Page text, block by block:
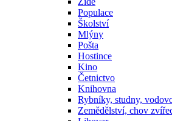
Populace
Školství
Mlýny
Pošta
Hostince
Kino
Četnictvo
Knihovna
Rybníky, studny,
Zemědělství, chov